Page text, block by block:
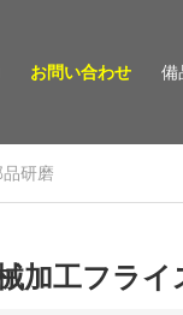
お問い合わせ 備
研磨
加工フライ